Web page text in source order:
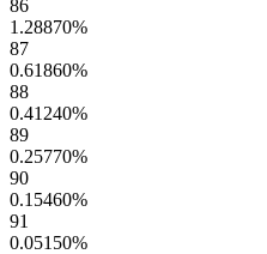
86
1.28870%
87
0.61860%
88
0.41240%
89
0.25770%
90
0.15460%
91
0.05150%